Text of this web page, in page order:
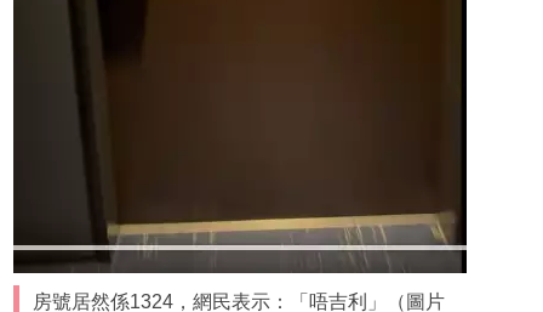
房號居然係1324，網民表示：「唔吉利」（圖片